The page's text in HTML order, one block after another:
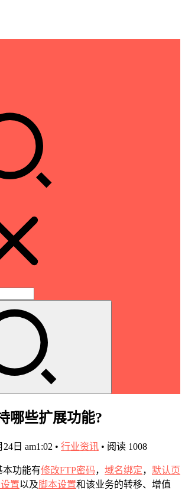
哪些扩展功能?
24日 am1:02 • 行业资讯 • 阅读 1008
本功能有修改FTP密码， 域名绑定， 默认页
置以及脚本设置和该业务的转移、增值